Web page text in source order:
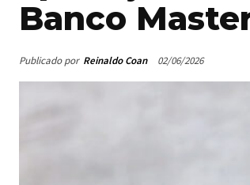
Banco
Publicado por Reinaldo Coan 02/06/2026